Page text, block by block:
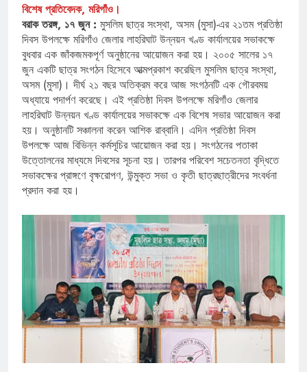
বিশেষ প্রতিবেদক, মরিগাঁও।
বরাক তরঙ্গ, ১৭ জুন : মুসলিম ছাত্র সংস্থা, অসম (মুসা)-এর ২১তম প্রতিষ্ঠা
দিবস উপলক্ষে মরিগাঁও জেলার লাহরিঘাট উন্নয়ন খণ্ড কার্যালয়ের সভাকক্ষে
বুধবার এক জাঁকজমকপূর্ণ অনুষ্ঠানের আয়োজন করা হয়। ২০০৫ সালের ১৭
জুন একটি ছাত্র সংগঠন হিসেবে আত্মপ্রকাশ করেছিল মুসলিম ছাত্র সংস্থা,
অসম (মুসা)। দীর্ঘ ২১ বছর অতিক্রম করে আজ সংগঠনটি এক গৌরবময়
অধ্যায়ে পদার্পণ করেছে। এই প্রতিষ্ঠা দিবস উপলক্ষে মরিগাঁও জেলার
লাহরিঘাট উন্নয়ন খণ্ড কার্যালয়ের সভাকক্ষে এক বিশেষ সভার আয়োজন করা
হয়। অনুষ্ঠানটি সঞ্চালনা করেন আশিক রাব্বানি। এদিন প্রতিষ্ঠা দিবস
উপলক্ষে আজ বিভিন্ন কর্মসূচির আয়োজন করা হয়। সংগঠনের পতাকা
উত্তোলনের মাধ্যমে দিবসের সূচনা হয়। তারপর পরিবেশ সচেতনতা বৃদ্ধিতে
সভাকক্ষের প্রাঙ্গণে বৃক্ষরোপণ, উন্মুক্ত সভা ও কৃতী ছাত্রছাত্রীদের সংবর্ধনা
প্রদান করা হয়।